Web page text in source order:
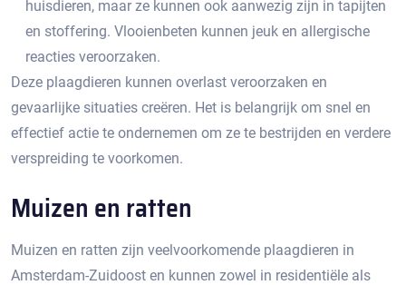
huisdieren, maar ze kunnen ook aanwezig zijn in tapijten
en stoffering.​ Vlooienbeten kunnen jeuk en allergische
reacties veroorzaken.​
Deze plaagdieren kunnen overlast veroorzaken en
gevaarlijke situaties creëren.​ Het is belangrijk om snel en
effectief actie te ondernemen om ze te bestrijden en verdere
verspreiding te voorkomen.
Muizen en ratten
Muizen en ratten zijn veelvoorkomende plaagdieren in
Amsterdam-Zuidoost en kunnen zowel in residentiële als